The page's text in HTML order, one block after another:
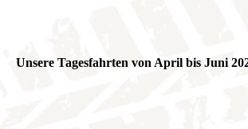
Unsere Tagesfahrten von April bis Juni